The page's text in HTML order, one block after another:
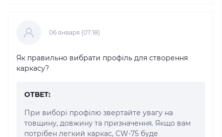
06 января (07:18)
Як правильно вибрати профіль для створення
каркасу?
ОТВЕТ:
При виборі профілю звертайте увагу на
товщину, довжину та призначення. Якщо вам
потрібен легкий каркас, CW-75 буде